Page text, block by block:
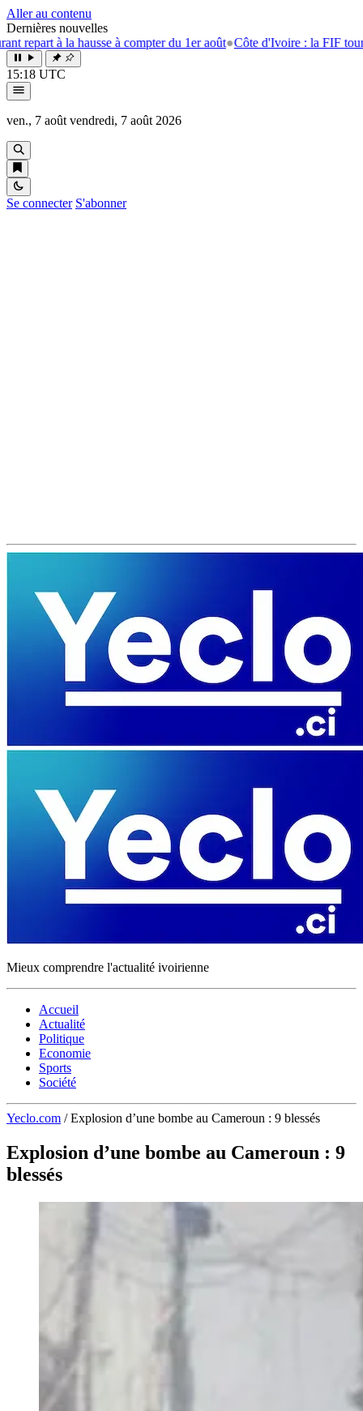
Aller au contenu
Dernières nouvelles
hausse à compter du 1er août●Côte d'Ivoire : la FIF tourne la page
15:18 UTC
ven., 7 août vendredi, 7 août 2026
Se connecter S'abonner
Mieux comprendre l'actualité ivoirienne
Accueil
Actualité
Politique
Economie
Sports
Société
Yeclo.com / Explosion d’une bombe au Cameroun : 9 blessés
Explosion d’une bombe au Cameroun : 9
blessés